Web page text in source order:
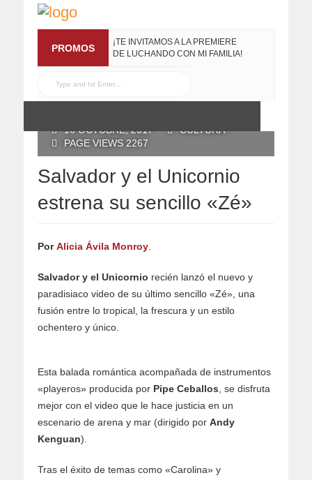
PROMOS
¡TE INVITAMOS A LA PREMIERE
DE LUCHANDO CON MI FAMILIA!
REGALA EL COMPILADO
#ELRECOMENDADOVOL4
16 OCTUBRE, 2017
CULTURA
PAGE VIEWS 2267
Salvador y el Unicornio
estrena su sencillo «Zé»
PorAlicia Ávila Monroy
Salvador y el Unicornio recién lanzó el nuevo y
paradisiaco video de su último sencillo «Zé», una
fusión entre lo tropical, la frescura y un estilo
ochentero y único.
Esta balada romántica acompañada de instrumentos
«playeros» producida por Pipe Ceballos , se disfruta
mejor con el video que le hace justicia en un
escenario de arena y mar (dirigido por Andy
Kenguan).
Tras el éxito de temas como «Carolina» y